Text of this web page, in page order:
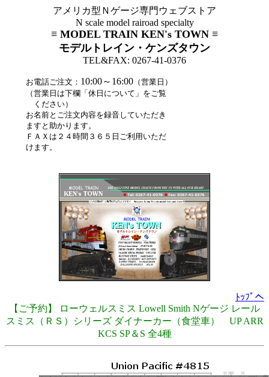
アメリカ型Ｎゲージ専門ウェブストア
N scale model rairoad specialty
≡ MODEL TRAIN KEN's TOWN ≡
モデルトレイン・ケンズタウン
TEL&FAX: 0267-41-0376
お電話ご注文： 10:00～16:00 （営業日）
（営業日は下欄「休日について」をご覧
ください）
お名前とご注文内容を録音していただき
ますと助かります。
ＦＡＸは２４時間３６５日ご利用いただ
けます。
ﾄｯﾌﾟへ
【ご予約】 ローウェルスミス Lowell Smith Nゲージ レール
スミス（ＲＳ）シリーズ ダイナーカー（食堂車） UP ARR
KCS SP＆S 全4種